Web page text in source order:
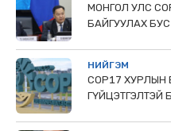
МОНГОЛ УЛС
БАЙГУУЛАХ
НИЙГЭМ
COP17
ГҮЙЦЭТГЭЛТЭЙ